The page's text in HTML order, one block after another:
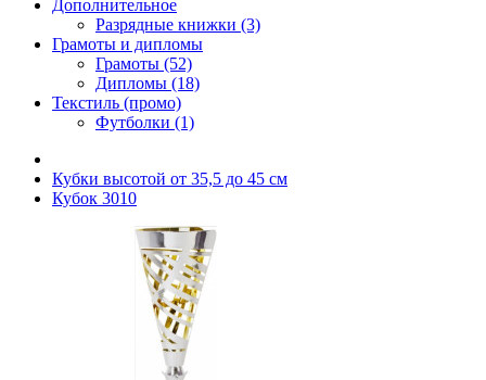
Дополнительное
Разрядные книжки (3)
Грамоты и дипломы
Грамоты (52)
Дипломы (18)
Текстиль (промо)
Футболки (1)
Кубки высотой от 35,5 до 45 см
Кубок 3010